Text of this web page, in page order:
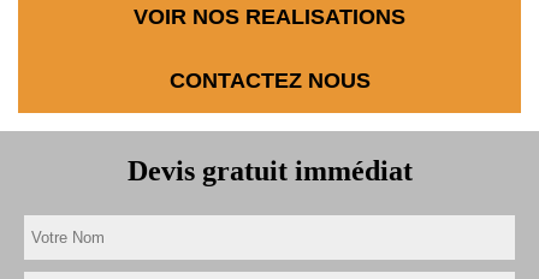
VOIR NOS REALISATIONS
CONTACTEZ NOUS
Devis gratuit immédiat